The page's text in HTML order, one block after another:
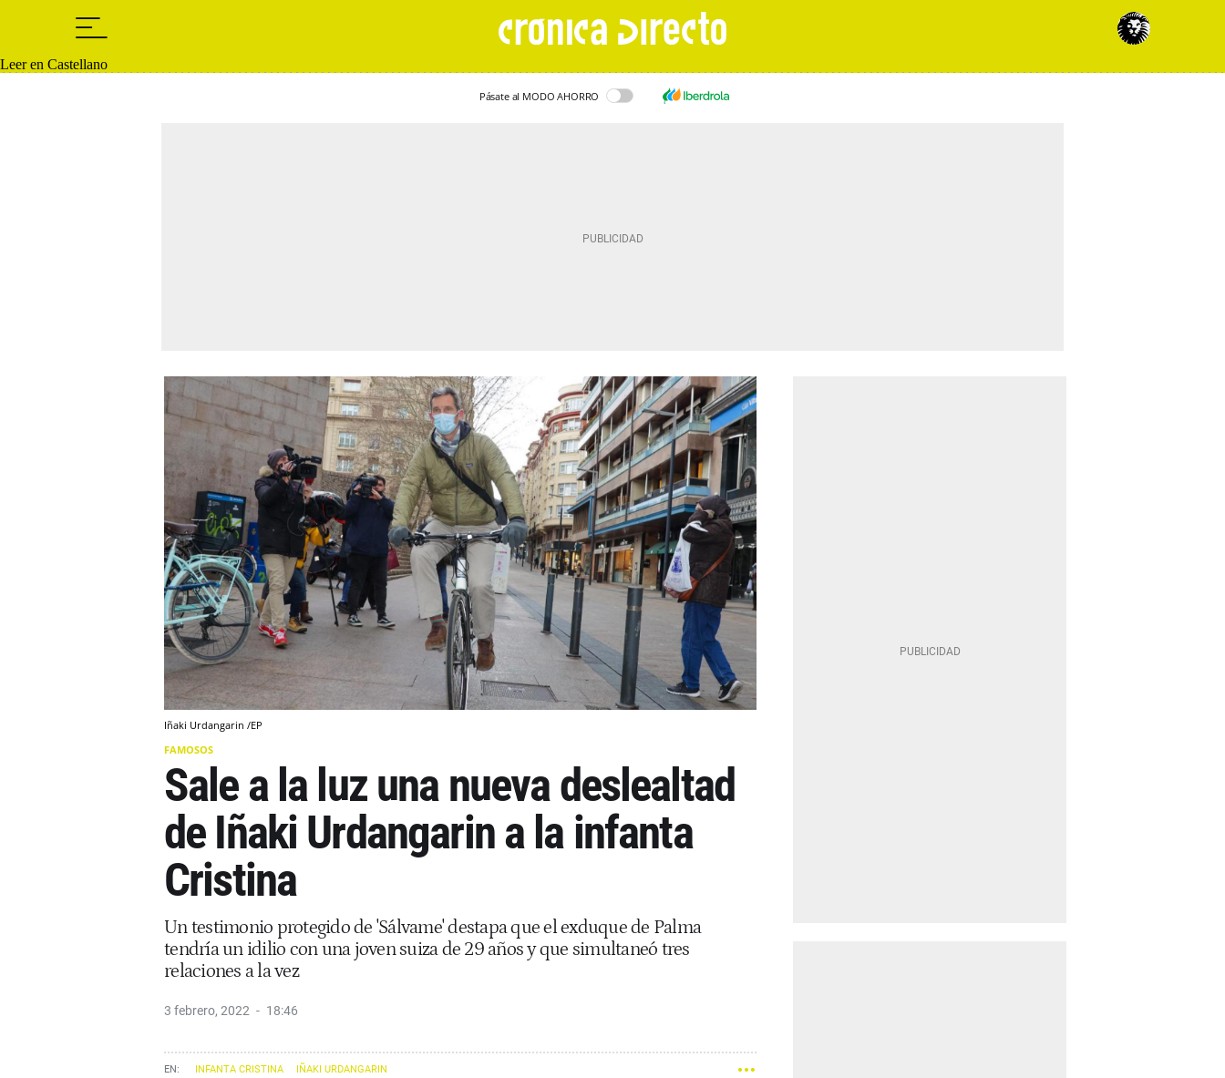
Leer en Castellano
Pásate al MODO AHORRO
Iñaki Urdangarin /EP
FAMOSOS
Sale a la luz una nueva deslealtad
de Iñaki Urdangarin a la infanta
Cristina
Un testimonio protegido de 'Sálvame' destapa que el exduque de Palma
tendría un idilio con una joven suiza de 29 años y que simultaneó tres
relaciones a la vez
3 febrero, 2022 18:46
INFANTA CRISTINA IÑAKI URDANGARIN